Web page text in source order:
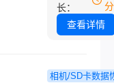
而，在使用
机拍摄和保
重要视频，
长：
查看详情
相机/SD卡数据